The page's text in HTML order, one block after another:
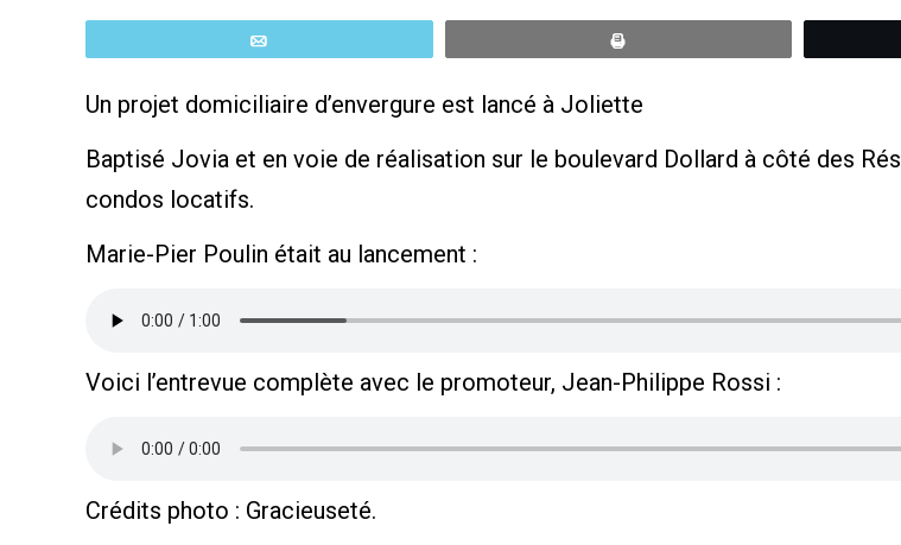
Un projet domiciliaire d’envergure est lancé à Joliette
Baptisé Jovia et en voie de réalisation sur le boulevard Dollard à côté des
condos locatifs.
Marie-Pier Poulin était au lancement :
Voici l’entrevue complète avec le promoteur, Jean-Philippe Rossi :
Crédits photo : Gracieuseté.